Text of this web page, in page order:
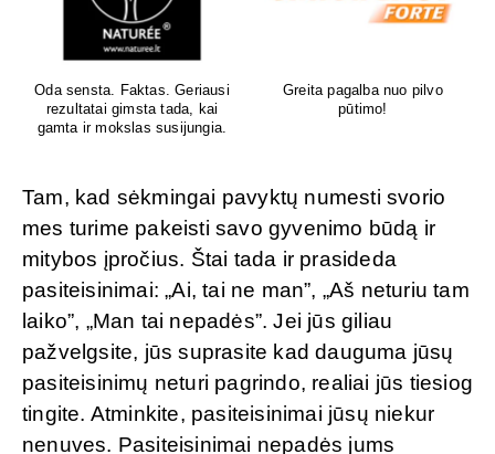
Oda sensta. Faktas. Geriausi
rezultatai gimsta tada, kai
gamta ir mokslas susijungia.
Greita pagalba nuo pilvo
pūtimo!
Tam, kad sėkmingai pavyktų numesti svorio
mes turime pakeisti savo gyvenimo būdą ir
mitybos įpročius. Štai tada ir prasideda
pasiteisinimai: „Ai, tai ne man”, „Aš neturiu tam
laiko”, „Man tai nepadės”. Jei jūs giliau
pažvelgsite, jūs suprasite kad dauguma jūsų
pasiteisinimų neturi pagrindo, realiai jūs tiesiog
tingite. Atminkite, pasiteisinimai jūsų niekur
nenuves. Pasiteisinimai nepadės jums